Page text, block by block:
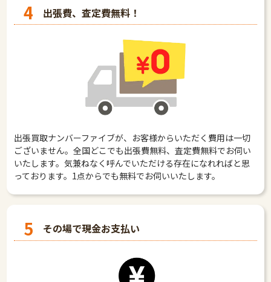
4 出張費、査定費無料！
出張買取ナンバーファイブが、お客様からいただく費用は一切
ございません。全国どこでも出張費無料、査定費無料でお伺い
いたします。気兼ねなく呼んでいただける存在になれればと思
っております。1点からでも無料でお伺いいたします。
5 その場で現金お支払い